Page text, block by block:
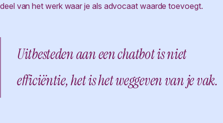
deel van het werk waar je als advocaat waarde toevoegt.
Uitbesteden aan een chatbot is niet
efficiëntie, het is het weggeven van je vak.